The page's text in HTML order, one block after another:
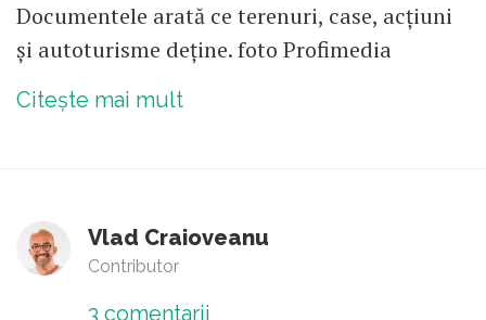
Documentele arată ce terenuri, case, acțiuni
și autoturisme deține. foto Profimedia
Citește mai mult
Vlad Craioveanu
Contributor
3 comentarii